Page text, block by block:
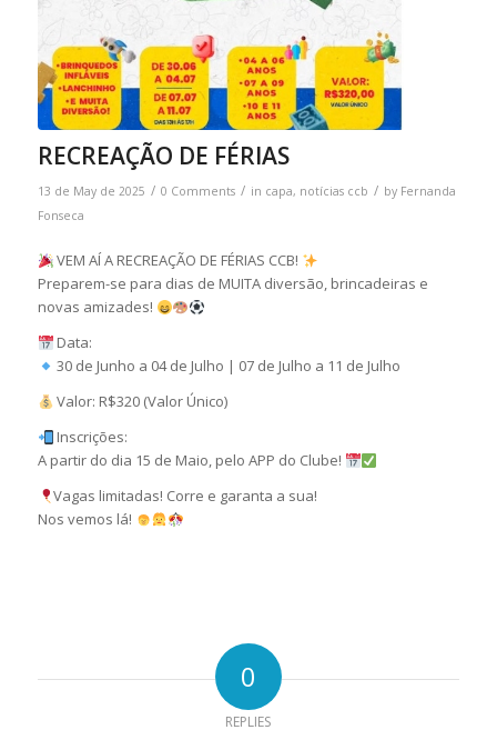
RECREAÇÃO DE FÉRIAS
13 de May de 2025 / 0 Comments / in capa, notícias ccb / by Fernanda
Fonseca
VEM AÍ A RECREAÇÃO DE FÉRIAS CCB!
Preparem-se para dias de MUITA diversão, brincadeiras e
novas amizades!
Data:
30 de Junho a 04 de Julho | 07 de Julho a 11 de Julho
Valor: R$320 (Valor Único)
Inscrições:
A partir do dia 15 de Maio, pelo APP do Clube!
Vagas limitadas! Corre e garanta a sua!
Nos vemos lá!
0
REPLIES